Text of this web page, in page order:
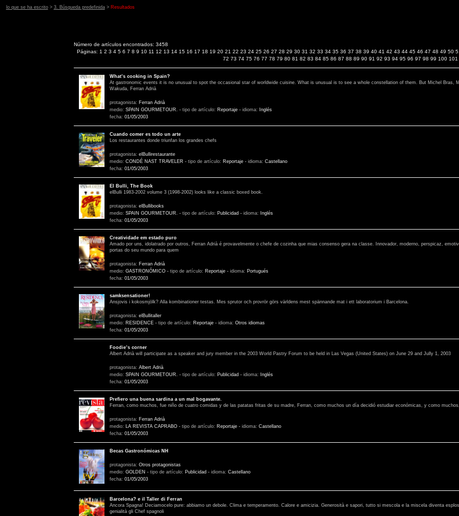
lo que se ha escrito> 3. Búsqueda predefinida> Resultados
Número de artículos encontrados: 3458
Páginas: 1 2 3 4 5 6 7 8 9 10 11 12 13 14 15 16 17 18 19 20 21 22 23 24 25 26 27 28 29 30 31 32 33 34 35 36 37 38 39 40 41 42 43 44 45 46 47 48 49 50
72 73 74 75 76 77 78 79 80 81 82 83 84 85 86 87 88 89 90 91 92 93 94 95 96 97 98 99 100 101
What’s cooking in Spain?
At gastronomic events it is no unusual to spot the occasional star of worldwide cuisine. What is unusual is to see a whole constellation of them. But Michel Bras,
Wakuda, Ferran Adrià
protagonista: Ferran Adrià
medio: SPAIN GOURMETOUR. - tipo de artículo: Reportaje - idioma:
Inglés
fecha: 01/05/2003
Cuando comer es todo un arte
Los restaurantes donde triunfan los grandes chefs
protagonista: elBullirestaurante
medio: CONDÉ NAST TRAVELER - tipo de artículo: Reportaje - idioma: Castellano
fecha: 01/05/2003
El Bulli, The Book
elBulli 1983-2002 volume 3 (1998-2002) looks like a classic boxed book.
protagonista: elBullibooks
medio: SPAIN GOURMETOUR. - tipo de artículo: Publicidad - idioma:
Inglés
fecha: 01/05/2003
Creatividade em estado puro
Amado por uns, idolatrado por outros, Ferran Adrià é provavelmente o chefe de cozinha que mias consenso gera na classe. Innovador, moderno, perspicaz,
portas do seu mundo para quem
protagonista: Ferran Adrià
medio: GASTRONÓMICO - tipo de artículo: Reportaje - idioma: Portugués
fecha: 01/05/2003
samksensationer!
Ansjovis i kokosmjölk? Alla kombinationer testas. Mes sprutor och provrör görs världens mest spännande mat i ett laboratorium i Barcelona.
protagonista: elBullitaller
medio: RESIDENCE - tipo de artículo: Reportaje - idioma: Otros idiomas
fecha: 01/05/2003
Foodie’s corner
Albert Adrià will participate as a speaker and jury member in the 2003 World Pastry Forum to be held in Las Vegas (United States) on June 29 and Jully 1, 2003
protagonista: Albert Adrià
medio: SPAIN GOURMETOUR. - tipo de artículo: Publicidad - idioma:
Inglés
fecha: 01/05/2003
Prefiero una buena sardina a un mal bogavante.
Ferran, como muchos, fue niño de cuatro comidas y de las patatas fritas de su madre, Ferran, como muchos un día decidió estudiar económicas, y como
protagonista: Ferran Adrià
medio: LA REVISTA CAPRABO - tipo de artículo: Reportaje - idioma: Castellano
fecha: 01/05/2003
Becas Gastronómicas NH
protagonista: Otros protagonistas
medio: GOLDEN - tipo de artículo: Publicidad - idioma: Castellano
fecha: 01/05/2003
Barcelona? e il Taller di Ferran
Ancora Spagna! Deciamocelo pure: abbiamo un debole. Clima e temperamento. Calore e amicizia. Generosità e sapori, tutto si mescola e la miscela diventa
genialità gli Chef spagnoli